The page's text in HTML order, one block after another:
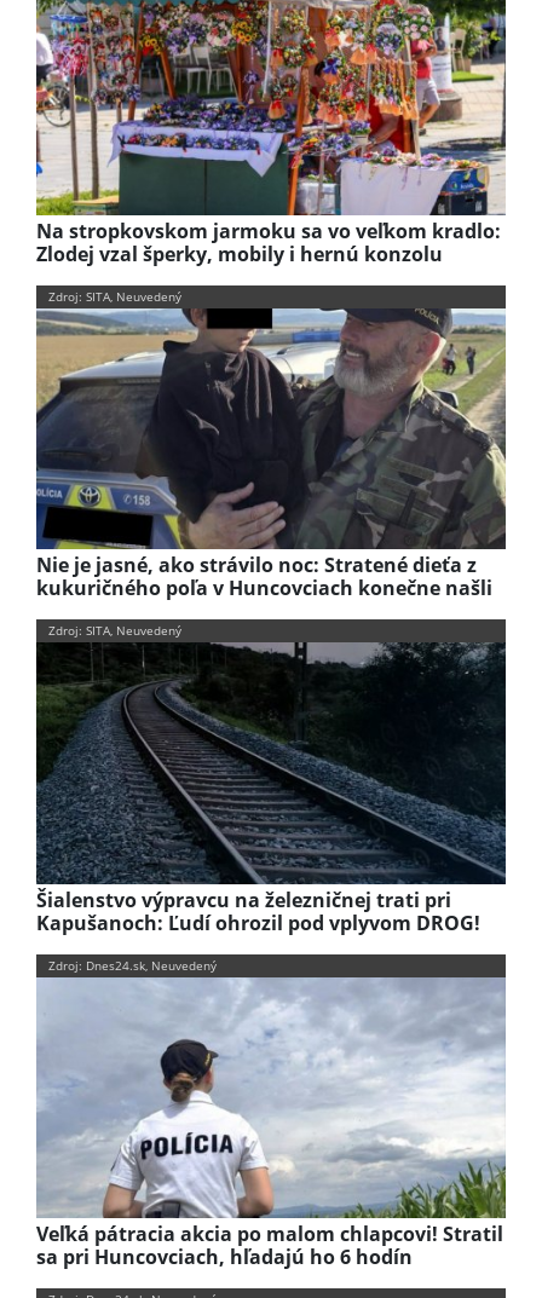
Na stropkovskom jarmoku sa vo veľkom kradlo:
Zlodej vzal šperky, mobily i hernú konzolu
Zdroj: SITA, Neuvedený
Nie je jasné, ako strávilo noc: Stratené dieťa z
kukuričného poľa v Huncovciach konečne našli
Zdroj: SITA, Neuvedený
Šialenstvo výpravcu na železničnej trati pri
Kapušanoch: Ľudí ohrozil pod vplyvom DROG!
Zdroj: Dnes24.sk, Neuvedený
Veľká pátracia akcia po malom chlapcovi! Stratil
sa pri Huncovciach, hľadajú ho 6 hodín